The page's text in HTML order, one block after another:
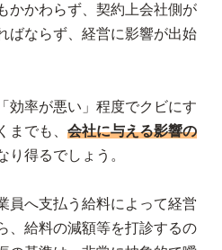
かかわらず、契約上会社側が
ばならず、経営に影響が出始
効率が悪い」程度でクビにす
までも、 会社に与える影響の
り得るでしょう。
員へ支払う給料によって経営
、給料の減額等を打診するの